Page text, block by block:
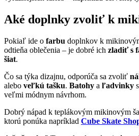
Aké doplnky zvoliť k
Pokiaľ ide o farbu doplnkov k
odtieňa oblečenia – je dobré ich zladiť s
šiat.
Čo sa týka dizajnu, odporúča sa zvoliť
alebo veľkú tašku. Batohy a ľadvinky
veľmi módnym návrhom.
Dobrý nápad k teplákovým mikinovým
ktorú ponúka napríklad Cube Skate